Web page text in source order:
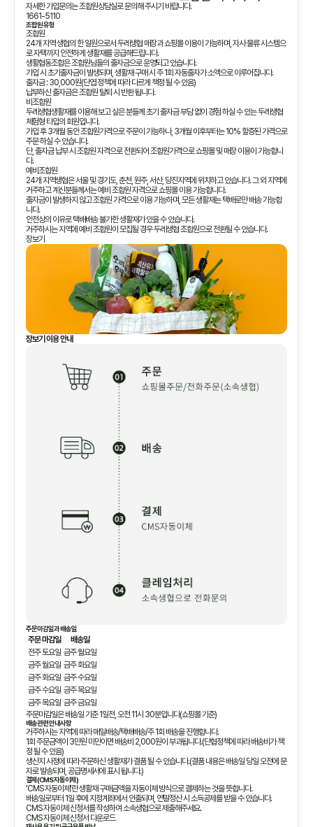
자세한 가입문의는 조합원상담실로 문의해 주시기 바랍니다.
1661-5110
조합원 유형
조합원
24개 지역 생협의 한 일원으로서 두레생협 매장과 쇼핑몰 이용이 가능하며, 자사 물류 시스템으
로 자택까지 안전하게 생활재를 공급해드립니다.
생활협동조합은 조합원님들의 출자금으로 운영되고 있습니다.
가입 시 초기출자금이 발생되며, 생활재 구매 시 주 1회 자동출자가 소액으로 이루어집니다.
출자금 : 30,000원(단엽 정책에 따라 다르게 책정 될 수 있음)
납부하신 출자금은 조합원 탈퇴 시 반환 됩니다.
비조합원
두레생협생활재를 이용해 보고 싶은 분들께 초기 출자금 부담 없이 경험 하실 수 있는 두레생협
체험형 타입의 회원입니다.
가입 후 3개월 동안 조합원가격으로 주문이 가능하나, 3개월 이후부터는 10% 할증된 가격으로
주문 하실 수 있습니다.
단, 출자금 납부 시 조합원 자격으로 전환되어 조합원가격으로 쇼핑몰 및 매장 이용이 가능합니
다.
예비조합원
24개 지역생협은 서울 및 경기도, 춘천, 원주, 서산, 당진지역에 위치하고 있습니다. 그 외 지역에
거주하고 계신분들께서는 예비 조합원 자격으로 쇼핑몰 이용 가능합니다.
출자금이 발생하지 않고 조합원 가격으로 이용 가능하며, 모든 생활재는 택배로만 배송 가능합
니다.
안전상의 이유로 택배배송 불가한 생활재가 있을 수 있습니다.
거주하시는 지역에 예비 조합원이 모집될 경우 두레생협 조합원으로 전환될 수 있습니다.
장보기
장보기 이용 안내
주문마감일과 배송일
주문 마감일
배송일
전주 토요일 금주 월요일
금주 월요일 금주 화요일
금주 화요일 금주 수요일
금주 수요일 금주 목요일
금주 목요일 금주 금요일
주문마감일은 배송일 기준 1일전, 오전 11시 30분입니다(쇼핑몰 기준)
배송관련 안내사항
거주하시는 지역에 따라 매일배송/택배배송/주 1회 배송을 진행합니다.
1회 주문금액이 3만원 미만이면 배송비 2,000원이 부과됩니다.(단협정책에 따라 배송비가 책
정 될 수 있음)
생산지 사정에 따라 주문하신 생활재가 결품 될 수 있습니다.(결품 내용은 배송일 당일 오전에 문
자로 발송되며, 공급명세서에 표시 됩니다.)
결제(CMS 자동이체)
'CMS 자동이체'란 생활재 구매금액을 자동이체 방식으로 결제하는 것을 뜻합니다.
배송일로부터 1일 후에 지정계좌에서 인출되며, 연말정산 시 소득공제를 받을 수 있습니다.
CMS 자동이체 신청서를 작성하여 소속생협으로 제출해주세요.
CMS 자동이체 신청서 다운로드